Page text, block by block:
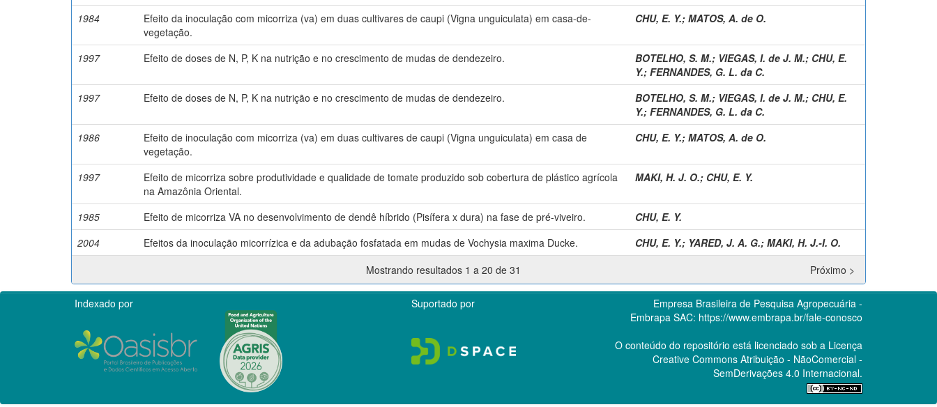
1984
Efeito da inoculação com micorriza (va) em duas cultivares de caupi (Vigna unguiculata) em casa-de-
vegetação.
CHU, E. Y.; MATOS, A. de O.
1997 Efeito de doses de N, P, K na nutrição e no crescimento de mudas de dendezeiro. BOTELHO, S. M.; VIEGAS, I. de J. M.; CHU, E.
Y.; FERNANDES, G. L. da C.
1997
Efeito de doses de N, P, K na nutrição e no crescimento de mudas de dendezeiro. BOTELHO, S. M.; VIEGAS, I. de J. M.; CHU, E.
Y.; FERNANDES, G. L. da C.
1986
Efeito de inoculação com micorriza (va) em duas cultivares de caupi (Vigna unguiculata) em casa de
vegetação.
CHU, E. Y.; MATOS, A. de O.
1997
Efeito de micorriza sobre produtividade e qualidade de tomate produzido sob cobertura de plástico agrícola
na Amazônia Oriental.
MAKI, H. J. O.; CHU, E. Y.
1985 Efeito de micorriza VA no desenvolvimento de dendê híbrido (Pisífera x dura) na fase de pré-viveiro.
CHU, E. Y.
2004
Efeitos da inoculação micorrízica e da adubação fosfatada em mudas de Vochysia maxima Ducke. CHU, E. Y.; YARED, J. A. G.; MAKI, H. J.-I. O.
Mostrando resultados 1 a 20 de 31
Próximo >
Indexado por Suportado por
Empresa Brasileira de Pesquisa Agropecuária -
Embrapa SAC: https://www.embrapa.br/fale-conosco
O conteúdo do repositório está licenciado sob a Licença
Creative CommonsAtribuição - NãoComercial -
SemDerivações 4.0 Internacional.